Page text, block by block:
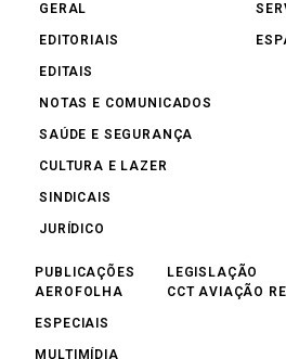
GERAL
EDITORIAIS
EDITAIS
NOTAS E COMUNICADOS
SAÚDE E SEGURANÇA
CULTURA E LAZER
SINDICAIS
JURÍDICO
PUBLICAÇÕES
AEROFOLHA
ESPECIAIS
MULTIMÍDIA
LEGISLAÇÃO
CCT AVIAÇÃO